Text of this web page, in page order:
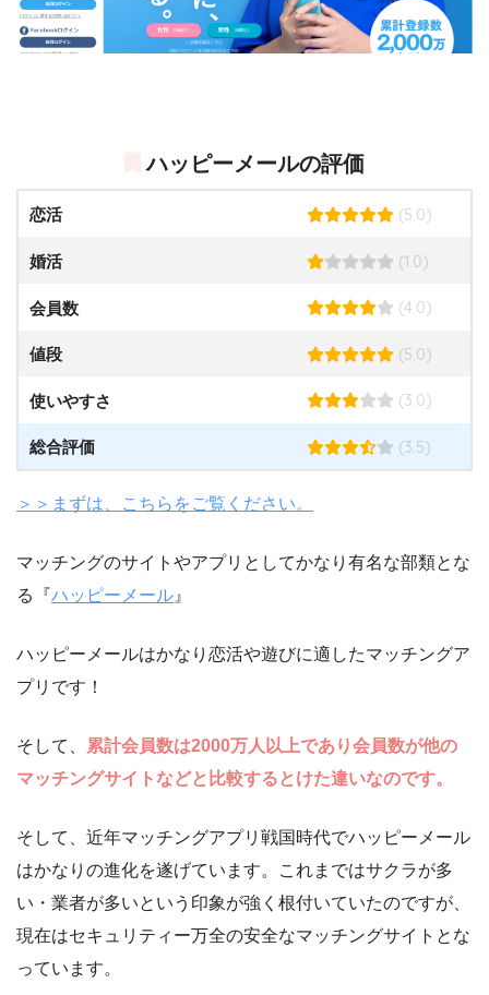
ハッピーメールの評価
恋活 (5.0)
婚活 (1.0)
会員数 (4.0)
値段 (5.0)
使いやすさ (3.0)
総合評価 (3.5)
＞＞まずは、こちらをご覧ください。
マッチングのサイトやアプリとしてかなり有名な部類とな
る『ハッピーメール 』
ハッピーメールはかなり恋活や遊びに適したマッチングア
プリです！
そして、
累計会員数は2000万人以上であり会員数が他の
マッチングサイトなどと比較するとけた違いなのです。
そして、近年マッチングアプリ戦国時代でハッピーメール
はかなりの進化を遂げています。これまではサクラが多
い・業者が多いという印象が強く根付いていたのですが、
現在はセキュリティー万全の安全なマッチングサイトとな
っています。